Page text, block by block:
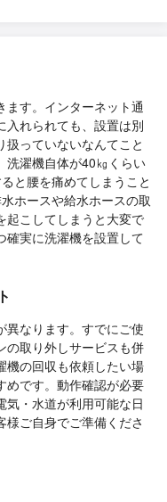
す。インターネット通
入れられても、設置は別
っていないなんてこと
洗濯機自体が40㎏くらい
と腰を痛めてしまうこと
ホースや給水ホースの取
起こしてしまうと大変で
確実に洗濯機を設置して
異なります。すでにご使
の取り外しサービスも併
機の回収も依頼したい場
めです。動作確認が必要
気・水道が利用可能な日
ご自身でご準備くださ